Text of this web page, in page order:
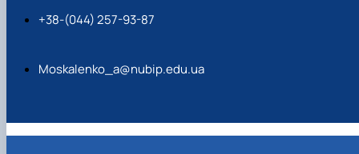
+38-(044) 257-93-87
Moskalenko_a@nubip.edu.ua